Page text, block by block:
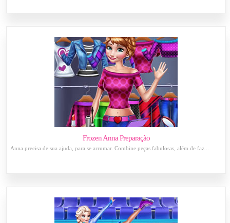
Frozen Anna Preparação
Anna precisa de sua ajuda, para se arrumar. Combine peças fabulosas, além de faz...